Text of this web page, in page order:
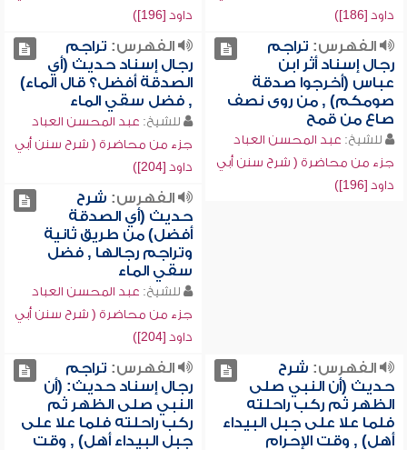
داود [186])
داود [196])
الفهرس: تراجم
رجال إسناد أثر ابن
عباس (أخرجوا صدقة
صومكم) , من روى نصف
صاع من قمح
للشيخ: عبد المحسن العباد
جزء من محاضرة ( شرح سنن أبي
داود [196])
الفهرس: تراجم
رجال إسناد حديث (أي
الصدقة أفضل؟ قال الماء)
, فضل سقي الماء
للشيخ: عبد المحسن العباد
جزء من محاضرة ( شرح سنن أبي
داود [204])
الفهرس: شرح
حديث (أي الصدقة
أفضل) من طريق ثانية
وتراجم رجالها , فضل
سقي الماء
للشيخ: عبد المحسن العباد
جزء من محاضرة ( شرح سنن أبي
داود [204])
الفهرس: شرح
حديث (أن النبي صلى
الظهر ثم ركب راحلته
فلما علا على جبل البيداء
أهل) , وقت الإحرام
الفهرس: تراجم
رجال إسناد حديث: (أن
النبي صلى الظهر ثم
ركب راحلته فلما علا على
جبل البيداء أهل) , وقت